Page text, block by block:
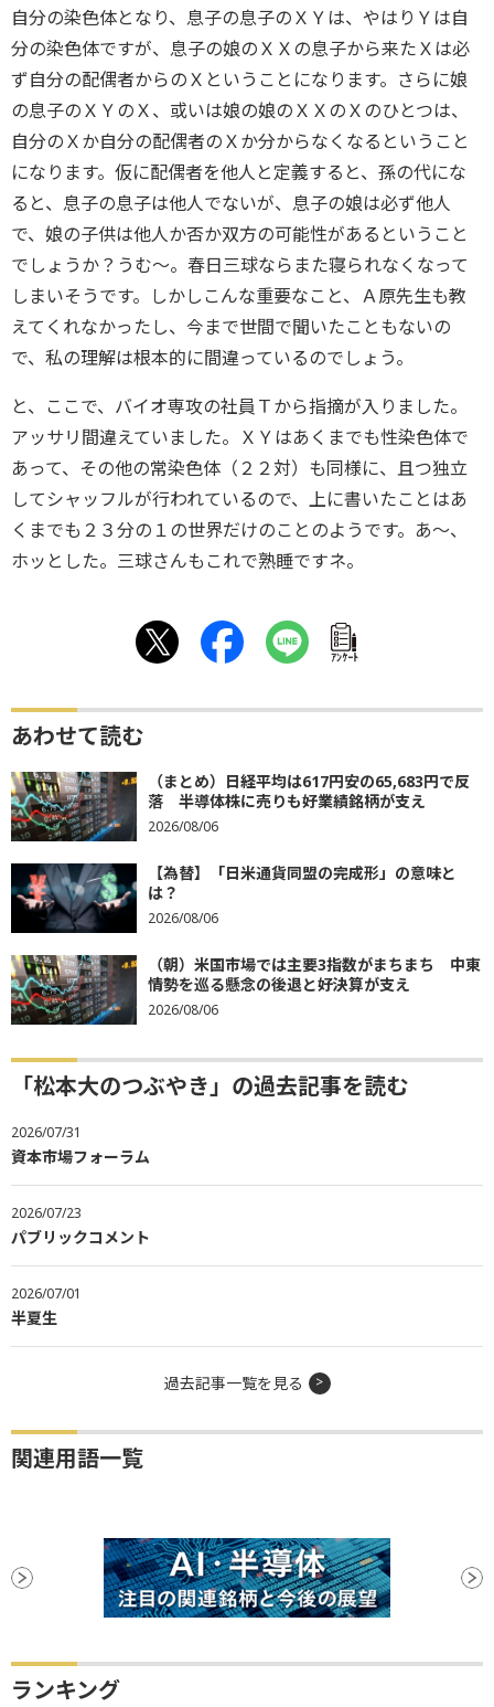
自分の染色体となり、息子の息子のＸＹは、やはりＹは自
分の染色体ですが、息子の娘のＸＸの息子から来たＸは必
ず自分の配偶者からのＸということになります。さらに娘
の息子のＸＹのＸ、或いは娘の娘のＸＸのＸのひとつは、
自分のＸか自分の配偶者のＸか分からなくなるということ
になります。仮に配偶者を他人と定義すると、孫の代にな
ると、息子の息子は他人でないが、息子の娘は必ず他人
で、娘の子供は他人か否か双方の可能性があるということ
でしょうか？うむ〜。春日三球ならまた寝られなくなって
しまいそうです。しかしこんな重要なこと、Ａ原先生も教
えてくれなかったし、今まで世間で聞いたこともないの
で、私の理解は根本的に間違っているのでしょう。
と、ここで、バイオ専攻の社員Ｔから指摘が入りました。
アッサリ間違えていました。ＸＹはあくまでも性染色体で
あって、その他の常染色体（２２対）も同様に、且つ独立
してシャッフルが行われているので、上に書いたことはあ
くまでも２３分の１の世界だけのことのようです。あ〜、
ホッとした。三球さんもこれで熟睡ですネ。
ｱﾝｹｰﾄ
あわせて読む
（まとめ）日経平均は617円安の65,683円で反
落 半導体株に売りも好業績銘柄が支え
2026/08/06
【為替】「日米通貨同盟の完成形」の意味と
は？
2026/08/06
（朝）米国市場では主要3指数がまちまち 中東
情勢を巡る懸念の後退と好決算が支え
2026/08/06
「松本大のつぶやき」の過去記事を読む
2026/07/31
資本市場フォーラム
2026/07/23
パブリックコメント
2026/07/01
半夏生
過去記事一覧を見る
関連用語一覧
ランキング